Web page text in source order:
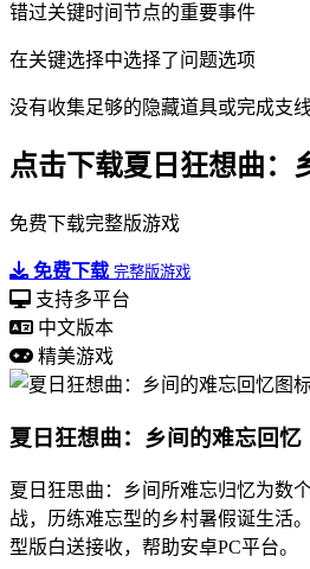
错过关键时间节点的重要事件
在关键选择中选择了问题选项
没有收集足够的隐藏道具或完成支
点击下载夏日狂想曲：
免费下载完整版游戏
免费下载 完整版游戏
支持多平台
中文版本
精美游戏
夏日狂想曲：乡间的难忘回忆
夏日狂思曲：乡间所难忘归忆为数
战，历练难忘型的乡村暑假诞生活
型版白送接收，帮助安卓PC平台。